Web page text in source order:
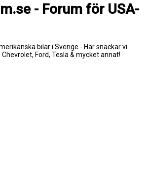
- Forum för USA-
bilar i Sverige - Här snackar vi
Ford, Tesla & mycket annat!